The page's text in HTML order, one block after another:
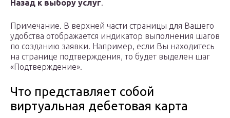
Назад к выбору услуг.
Примечание. В верхней части страницы для Вашего
удобства отображается индикатор выполнения шагов
по созданию заявки. Например, если Вы находитесь
на странице подтверждения, то будет выделен шаг
«Подтверждение».
Что представляет собой
виртуальная дебетовая карта